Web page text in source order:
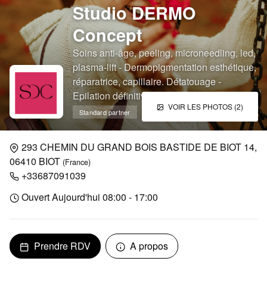
VOIR LES PHOTOS (2)
Studio DERMO
Concept
Soins anti-âge, peeling, microneedling, led,
plasma-lift - Dermopigmentation esthétique,
réparatrice, capillaire. Détatouage -
Epilation définitive par électrolyse
Standard partner
293 CHEMIN DU GRAND BOIS BASTIDE DE BIOT 14,
06410 BIOT (France)
+33687091039
Ouvert Aujourd'hui 08:00 - 17:00
Prendre RDV A propos